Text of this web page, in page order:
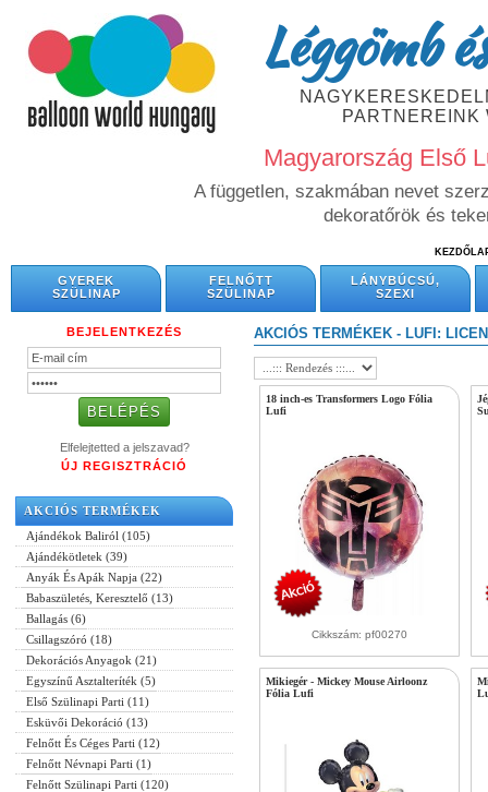
Léggömb
PARTNEREINK
Magyarország Első
A független, szakmában nevet
dekoratőrök és
GYEREK
SZÜLINAP
FELNŐTT
SZÜLINAP
LÁNYBÚCSÚ,
SZEXI
BEJELENTKEZÉS
Elfelejtetted a jelszavad?
ÚJ REGISZTRÁCIÓ
AKCIÓS TERMÉKEK
Ajándékok Baliról (105)
Ajándékötletek (39)
Anyák És Apák Napja (22)
Babaszületés, Keresztelő (13)
Ballagás (6)
Csillagszóró (18)
Dekorációs Anyagok (21)
Egyszínű Asztalteríték (5)
Első Szülinapi Parti (11)
Esküvői Dekoráció (13)
Felnőtt És Céges Parti (12)
Felnőtt Névnapi Parti (1)
Felnőtt Szülinapi Parti (120)
AKCIÓS TERMÉKEK - LUFI:
18 inch-es Transformers Logo Fólia
Lufi
Cikkszám: pf00270
Mikiegér - Mickey Mouse Airloonz
Fólia Lufi